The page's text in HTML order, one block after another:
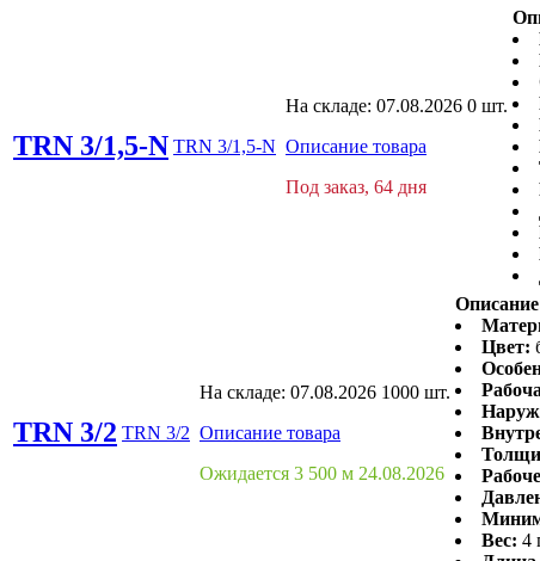
TRN 3/1,5-N TRN 3/1,5-N
На складе: 07.08.2026 0 шт.
Описание товара
Под заказ, 64 дня
TRN 3/2 TRN 3/2
На складе: 07.08.2026 1000 шт.
Описание товара
Ожидается 3 500 м 24.08.2026
Цвет:
Вес: 4